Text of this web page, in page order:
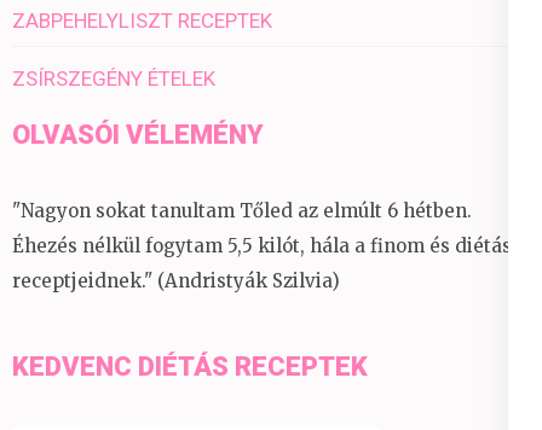
ZABPEHELYLISZT RECEPTEK
ZSÍRSZEGÉNY ÉTELEK
OLVASÓI VÉLEMÉNY
"Nagyon sokat tanultam Tőled az elmúlt 6 hétben.
Éhezés nélkül fogytam 5,5 kilót, hála a finom és diétás
receptjeidnek." (Andristyák Szilvia)
KEDVENC DIÉTÁS RECEPTEK